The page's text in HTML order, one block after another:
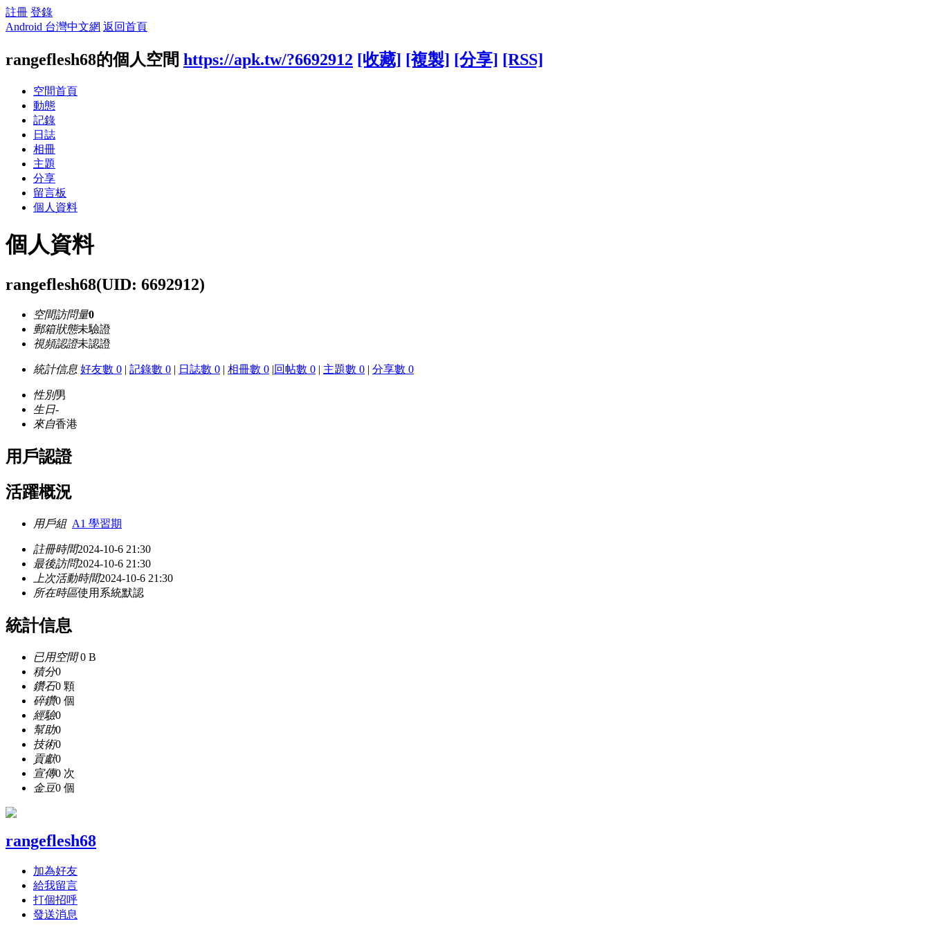
註冊 登錄
Android 台灣中文網 返回首頁
rangeflesh68的個人空間 https://apk.tw/?6692912 [收藏] [複製] [分享] [RSS]
空間首頁
動態
記錄
日誌
相冊
主題
分享
留言板
個人資料
個人資料
rangeflesh68(UID: 6692912)
空間訪問量0
郵箱狀態未驗證
視頻認證未認證
統計信息 好友數 0 | 記錄數 0 | 日誌數 0 | 相冊數 0 |回帖數 0 | 主題數 0 | 分享數 0
性別男
生日-
來自香港
用戶認證
活躍概況
用戶組 A1 學習期
註冊時間2024-10-6 21:30
最後訪問2024-10-6 21:30
上次活動時間2024-10-6 21:30
所在時區使用系統默認
統計信息
已用空間0 B
積分0
鑽石0 顆
碎鑽0 個
經驗0
幫助0
技術0
貢獻0
宣傳0 次
金豆0 個
rangeflesh68
加為好友
給我留言
打個招呼
發送消息